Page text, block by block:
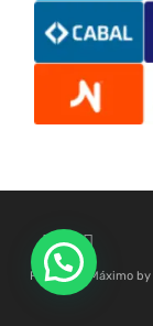
Frigorífico Máximo by